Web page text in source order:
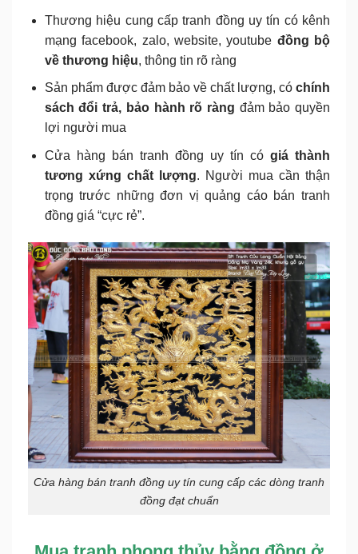
Thương hiệu cung cấp tranh đồng uy tín có kênh
mạng facebook, zalo, website, youtube đồng bộ
về thương hiệu, thông tin rõ ràng
Sản phẩm được đảm bảo về chất lượng, có chính
sách đổi trả, bảo hành rõ ràng đảm bảo quyền
lợi người mua
Cửa hàng bán tranh đồng uy tín có giá thành
tương xứng chất lượng. Người mua cần thận
trọng trước những đơn vị quảng cáo bán tranh
đồng giá “cực rẻ”.
Cửa hàng bán tranh đồng uy tín cung cấp các dòng tranh
đồng đạt chuẩn